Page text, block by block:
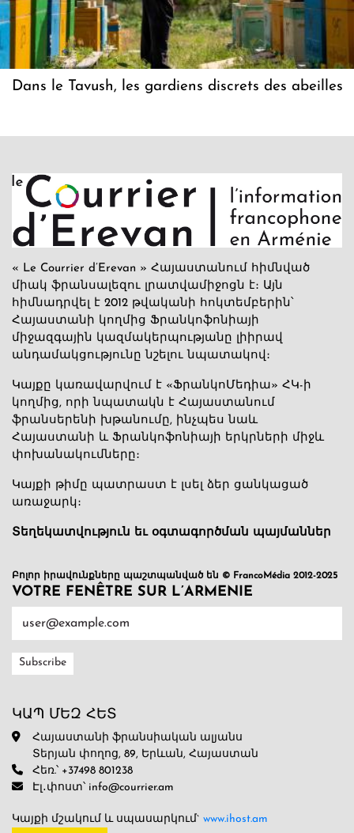
Dans le Tavush, les gardiens discrets des abeilles
« Le Courrier d’Erevan » Հայաստանում հիմնված
միակ ֆրանսալեզու լրատվամիջոցն է։ Այն
հիմնադրվել է 2012 թվականի հոկտեմբերին՝
Հայաստանի կողմից Ֆրանկոֆոնիայի
միջազգային կազմակերպությանը լիիրավ
անդամակցությունը նշելու նպատակով։
Կայքը կառավարվում է «ՖրանկոՄեդիա» ՀԿ-ի
կողմից, որի նպատակն է Հայաստանում
ֆրանսերենի խթանումը, ինչպես նաև
Հայաստանի և Ֆրանկոֆոնիայի երկրների միջև
փոխանակումները։
Կայքի թիմը պատրաստ է լսել ձեր ցանկացած
առաջարկ։
Տեղեկատվություն եւ օգտագործման պայմաններ
Բոլոր իրավունքները պաշտպանված են © FrancoMédia 2012-2025
VOTRE FENÊTRE SUR L’ARMENIE
ԿԱՊ ՄԵԶ ՀԵՏ
Հայաստանի ֆրանսիական ալյանս
Տերյան փողոց, 89, Երևան, Հայաստան
Հեռ.՝ +37498 801238
Էլ․փոստ՝ info@courrier.am
Կայքի մշակում և սպասարկում` www.ihost.am